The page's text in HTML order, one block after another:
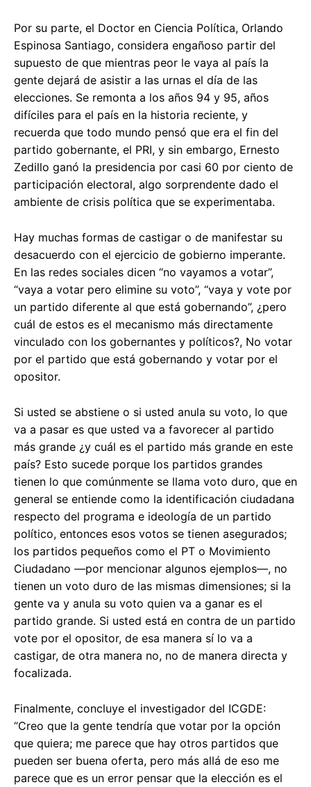
Por su parte, el Doctor en Ciencia Política, Orlando
Espinosa Santiago, considera engañoso partir del
supuesto de que mientras peor le vaya al país la
gente dejará de asistir a las urnas el día de las
elecciones. Se remonta a los años 94 y 95, años
difíciles para el país en la historia reciente, y
recuerda que todo mundo pensó que era el fin del
partido gobernante, el PRI, y sin embargo, Ernesto
Zedillo ganó la presidencia por casi 60 por ciento de
participación electoral, algo sorprendente dado el
ambiente de crisis política que se experimentaba.
Hay muchas formas de castigar o de manifestar su
desacuerdo con el ejercicio de gobierno imperante.
En las redes sociales dicen “no vayamos a votar”,
“vaya a votar pero elimine su voto”, “vaya y vote por
un partido diferente al que está gobernando”, ¿pero
cuál de estos es el mecanismo más directamente
vinculado con los gobernantes y políticos?, No votar
por el partido que está gobernando y votar por el
opositor.
Si usted se abstiene o si usted anula su voto, lo que
va a pasar es que usted va a favorecer al partido
más grande ¿y cuál es el partido más grande en este
país? Esto sucede porque los partidos grandes
tienen lo que comúnmente se llama voto duro, que en
general se entiende como la identificación ciudadana
respecto del programa e ideología de un partido
político, entonces esos votos se tienen asegurados;
los partidos pequeños como el PT o Movimiento
Ciudadano —por mencionar algunos ejemplos—, no
tienen un voto duro de las mismas dimensiones; si la
gente va y anula su voto quien va a ganar es el
partido grande. Si usted está en contra de un partido
vote por el opositor, de esa manera sí lo va a
castigar, de otra manera no, no de manera directa y
focalizada.
Finalmente, concluye el investigador del ICGDE:
“Creo que la gente tendría que votar por la opción
que quiera; me parece que hay otros partidos que
pueden ser buena oferta, pero más allá de eso me
parece que es un error pensar que la elección es el